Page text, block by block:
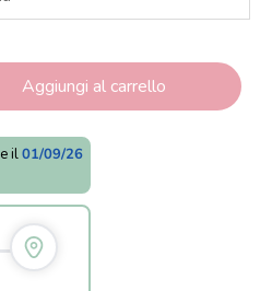
Aggiungi al carrello
e il01/09/26